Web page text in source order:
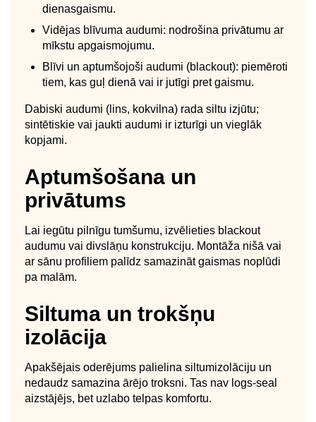
dienasgaismu.
Vidējas blīvuma audumi: nodrošina privātumu ar
mīkstu apgaismojumu.
Blīvi un aptumšojoši audumi (blackout): piemēroti
tiem, kas guļ dienā vai ir jutīgi pret gaismu.
Dabiski audumi (lins, kokvilna) rada siltu izjūtu;
sintētiskie vai jaukti audumi ir izturīgi un vieglāk
kopjami.
Aptumšošana un
privātums
Lai iegūtu pilnīgu tumšumu, izvēlieties blackout
audumu vai divslāņu konstrukciju. Montāža nišā vai
ar sānu profiliem palīdz samazināt gaismas noplūdi
pa malām.
Siltuma un trokšņu
izolācija
Apakšējais oderējums palielina siltumizolāciju un
nedaudz samazina ārējo troksni. Tas nav logs-seal
aizstājējs, bet uzlabo telpas komfortu.